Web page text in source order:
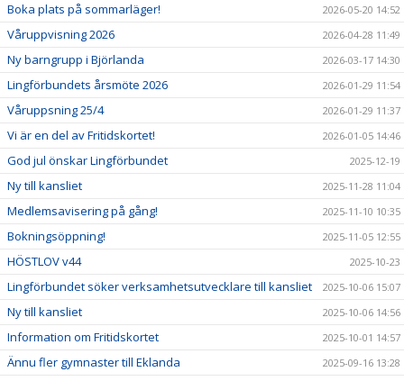
Boka plats på sommarläger! 2026-05-20 14:52
Våruppvisning 2026 2026-04-28 11:49
Ny barngrupp i Björlanda 2026-03-17 14:30
Lingförbundets årsmöte 2026 2026-01-29 11:54
Våruppsning 25/4 2026-01-29 11:37
Vi är en del av Fritidskortet! 2026-01-05 14:46
God jul önskar Lingförbundet 2025-12-19
Ny till kansliet 2025-11-28 11:04
Medlemsavisering på gång! 2025-11-10 10:35
Bokningsöppning! 2025-11-05 12:55
HÖSTLOV v44 2025-10-23
Lingförbundet söker verksamhetsutvecklare till kansliet 2025-10-06 15:07
Ny till kansliet 2025-10-06 14:56
Information om Fritidskortet 2025-10-01 14:57
Ännu fler gymnaster till Eklanda 2025-09-16 13:28